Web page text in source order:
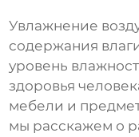
Увлажнение
содержания
уровень
здоровья
мебели и
мы расскажем о